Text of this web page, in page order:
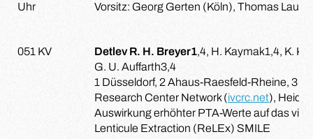
Uhr
Vorsitz: Georg Gerten (Köln), Thomas
051 KV Detlev R. H. Breyer1,4, H. Kaymak1,4, K.
G. U. Auffarth3,4
1 Düsseldorf, 2 Ahaus-Raesfeld-Rheine, 3
Research Center Network (ivcrc.net),
Auswirkung erhöhter PTA-Werte auf das
Lenticule Extraction (ReLEx) SMILE